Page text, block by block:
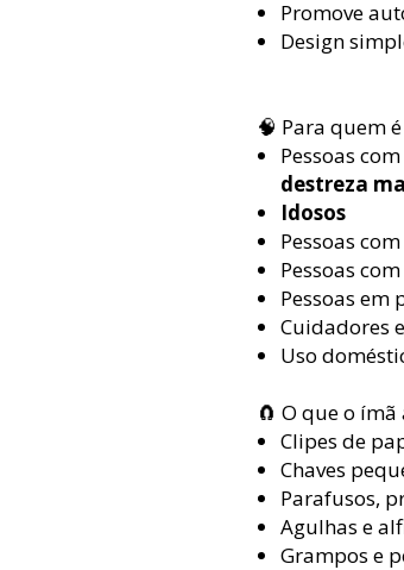
Promove
Design
🧠 Para quem
Pessoas com
destreza
Idosos
Pessoas com
Pessoas com
Pessoas em
Cuidadores
Uso
🧲 O que o
Clipes de
Chaves
Parafusos,
Agulhas e
Grampos e